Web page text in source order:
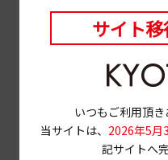
年に発売したエドウイン
と同じレインボーカラー
り続けているエドウイン
いる。コンセプトショッ
楽しんでもらうために
ムテーパード、レギュラ
価格：18,700円（税込）～
サイト
いつもご利用頂き
当サイトは、 2026年5月
記サイトへ